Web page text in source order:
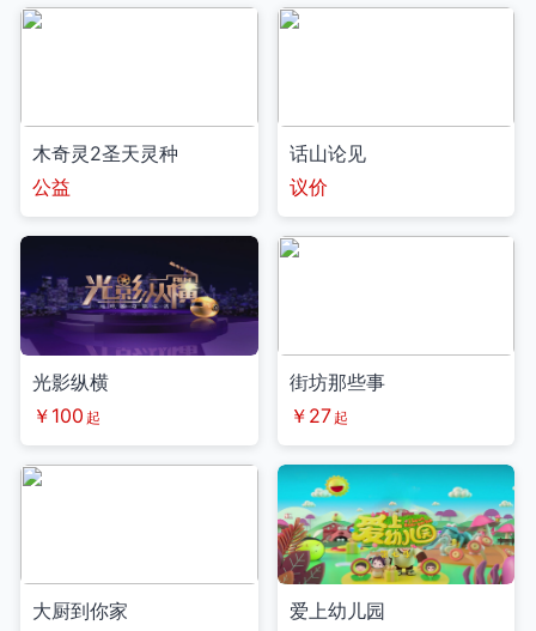
木奇灵2圣天灵种
公益
话山论见
议价
光影纵横
￥100 起
街坊那些事
￥27 起
大厨到你家
爱上幼儿园